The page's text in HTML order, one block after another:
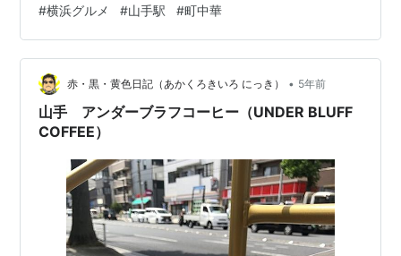
#横浜グルメ #山手駅 #町中華
赤・黒・黄色日記（あかくろきいろ にっき） • 5年前
山手 アンダーブラフコーヒー（UNDER BLUFF
COFFEE）